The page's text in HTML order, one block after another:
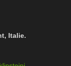
Italie.